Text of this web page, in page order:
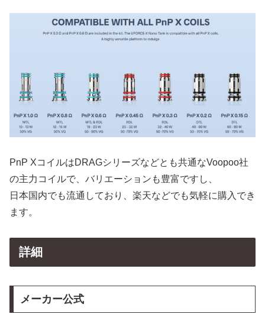
PnP XコイルはDRAGシリーズなどとも共通なVoopoo社
の主力コイルで、バリエーションも豊富ですし、
日本国内でも流通しており、楽天などでも気軽に購入でき
ます。
詳細
メーカー公式